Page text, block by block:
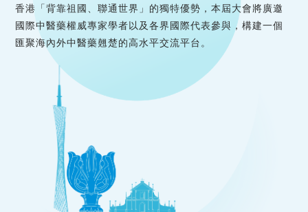
香港「背靠祖國、聯通世界」的獨特優勢，本屆大會將廣邀
國際中醫藥權威專家學者以及各界國際代表參與，構建一個
匯聚海內外中醫藥翹楚的高水平交流平台。